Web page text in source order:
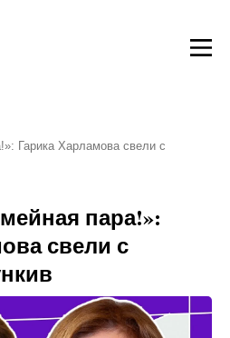
Гарика Харламова свели с
пара!»:
свели с